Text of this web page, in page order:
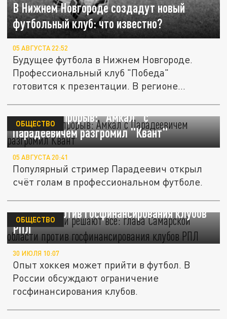
В Нижнем Новгороде создадут новый
футбольный клуб: что известно?
05 АВГУСТА 22:52
Будущее футбола в Нижнем Новгороде.
Профессиональный клуб "Победа"
готовится к презентации. В регионе
Медийный прорыв: "Амкал" с
Парадеевичем разгромил "Квант"
ОБЩЕСТВО
05 АВГУСТА 20:41
Популярный стример Парадеевич открыл
счёт голам в профессиональном футболе.
Когда деньги решают всё: глава Самарской
области против госфинансирования клубов
РПЛ
ОБЩЕСТВО
30 ИЮЛЯ 10:07
Опыт хоккея может прийти в футбол. В
России обсуждают ограничение
госфинансирования клубов.